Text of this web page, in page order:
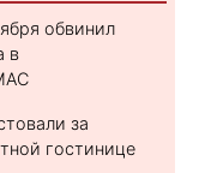
обвинил
в
за
гостинице